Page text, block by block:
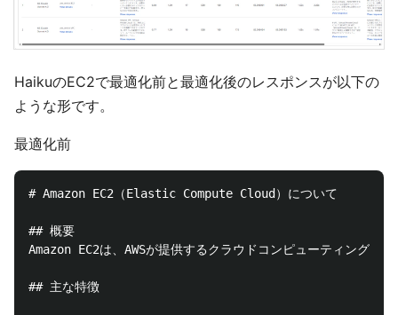
HaikuのEC2で最適化前と最適化後のレスポンスが以下の
ような形です。
最適化前
# Amazon EC2（Elastic Compute Cloud）について
## 概要
Amazon EC2は、AWSが提供するクラウドコンピューティング
## 主な特徴